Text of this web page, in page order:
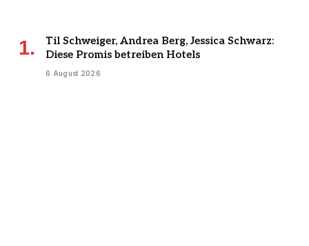
Til Schweiger, Andrea Berg, Jessica Schwarz:
Diese Promis betreiben Hotels
6 August 2026